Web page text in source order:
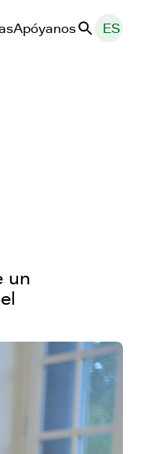
ApóyanosBuscar
ES
un